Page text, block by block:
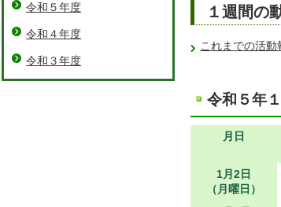
１週間の
これまでの活動
令和５年
月日
1月2日
（月曜日）
令和５年度
令和４年度
令和３年度